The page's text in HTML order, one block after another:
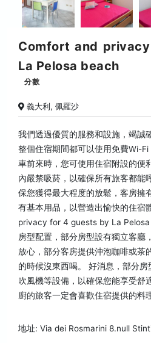
Comfort and
La Pelosa beach
分數
義大利, 佩羅沙
我們透過優質的服務和設施，竭誠
整個住宿期間都可以使用免費Wi-
車前來時，您可使用住宿附設的便
內嚴禁吸菸，以確保所有旅客都能
保您獲得最大程度的放鬆，客房擁
有基本用品，以營造出愉快的住宿
privacy for 4 guests by La
房型配置，部分房型設有獨立客廳
放心，部分客房提供沖泡咖啡或茶
的時候沒東西喝。 好消息，部分
吹風機等設備，以確保您能享受舒
廚的旅客一定會喜歡住宿提供的料
地址: Via dei Rosmarini 8.null